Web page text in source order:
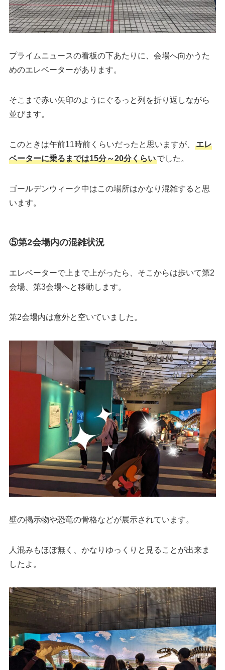
プライムニュースの看板の下あたりに、会場へ向かうた
めのエレベーターがあります。
そこまで赤い矢印のようにぐるっと列を折り返しながら
並びます。
このときは午前11時前くらいだったと思いますが、
エレ
ベーターに乗るまでは15分～20分くらいでした。
ゴールデンウィーク中はこの場所はかなり混雑すると思
います。
⑤第2会場内の混雑状況
エレベーターで上まで上がったら、そこからは歩いて第2
会場、第3会場へと移動します。
第2会場内は意外と空いていました。
壁の掲示物や恐竜の骨格などが展示されています。
人混みもほぼ無く、かなりゆっくりと見ることが出来ま
したよ。